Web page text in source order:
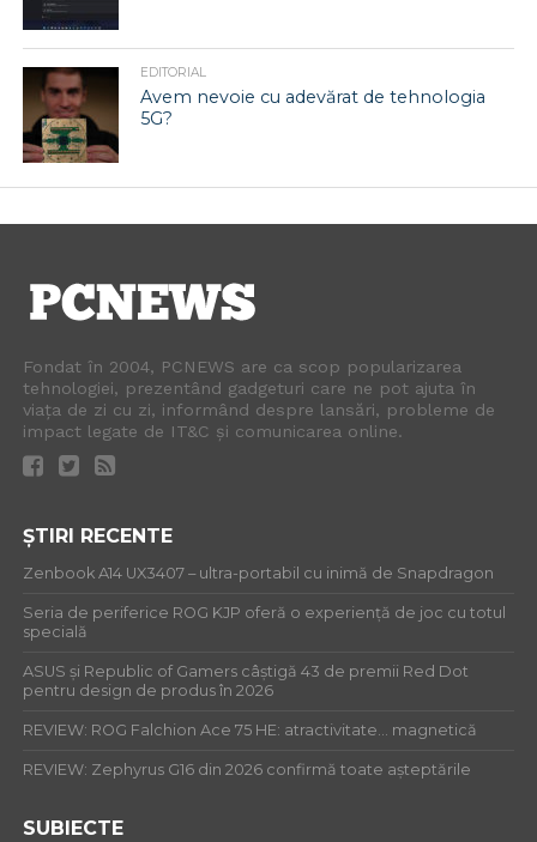
EDITORIAL
Avem nevoie cu adevărat de tehnologia
5G?
Fondat în 2004, PCNEWS are ca scop popularizarea
tehnologiei, prezentând gadgeturi care ne pot ajuta în
viața de zi cu zi, informând despre lansări, probleme de
impact legate de IT&C și comunicarea online.
ȘTIRI RECENTE
Zenbook A14 UX3407 – ultra-portabil cu inimă de Snapdragon
Seria de periferice ROG KJP oferă o experiență de joc cu totul
specială
ASUS și Republic of Gamers câștigă 43 de premii Red Dot
pentru design de produs în 2026
REVIEW: ROG Falchion Ace 75 HE: atractivitate… magnetică
REVIEW: Zephyrus G16 din 2026 confirmă toate așteptările
SUBIECTE